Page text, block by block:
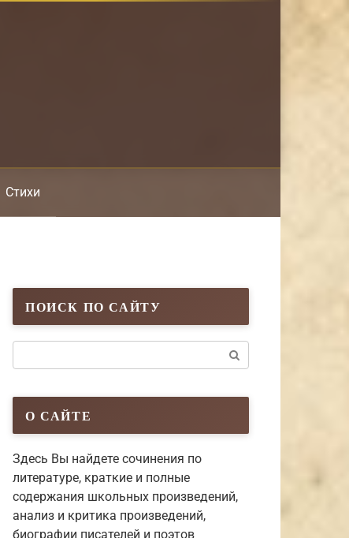
Стихи
ПОИСК ПО САЙТУ
О САЙТЕ
Здесь Вы найдете сочинения по
литературе, краткие и полные
содержания школьных произведений,
анализ и критика произведений,
биографии писателей и поэтов